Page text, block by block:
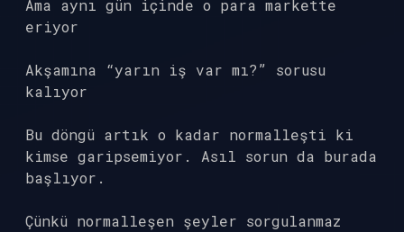
Ama aynı gün içinde o para markette
eriyor
Akşamına “yarın iş var mı?” sorusu
kalıyor
Bu döngü artık o kadar normalleşti ki
kimse garipsemiyor. Asıl sorun da burada
başlıyor.
Çünkü normalleşen şeyler sorgulanmaz